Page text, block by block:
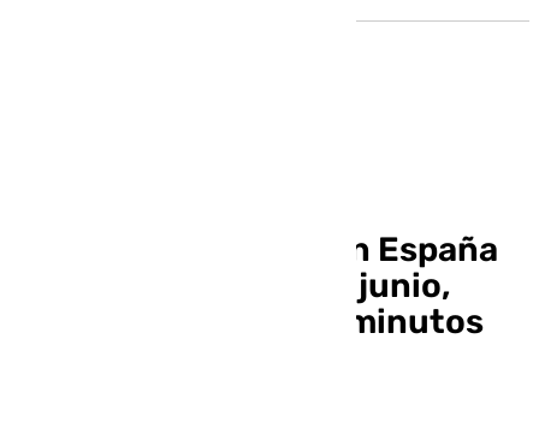
La caída de móviles en España
de este martes 30 de junio,
restablecida tras 90 minutos